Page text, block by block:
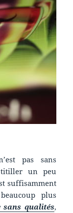
pas sans
titiller un peu
suffisamment
plus
qualités,